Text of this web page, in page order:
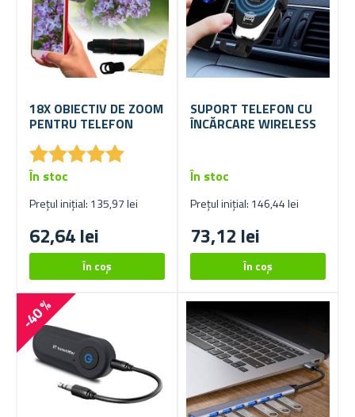
18X OBIECTIV DE ZOOM
PENTRU TELEFON
★★★★★
★★★★★
Prețul inițial: 135,97 lei
62,64 lei
În stoc
SUPORT TELEFON CU
ÎNCĂRCARE WIRELESS
Prețul inițial: 146,44 lei
73,12 lei
În stoc
-40 %